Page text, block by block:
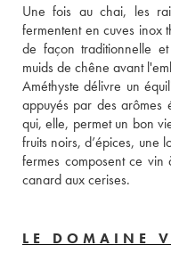
Une fois au chai, les
fermentent en cuves inox
de façon traditionnelle
muids de chêne avant
Améthyste délivre un
appuyés par des arômes
qui, elle, permet un bon
fruits noirs, d’épices, une
fermes composent ce vin
canard aux cerises.
LE DOMAINE